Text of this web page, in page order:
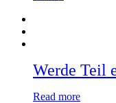
Werde Teil
Read more